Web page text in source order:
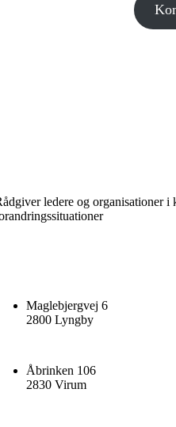
ledere og organisationer i
Maglebjergvej 6
2800 Lyngby
Åbrinken 106
2830 Virum